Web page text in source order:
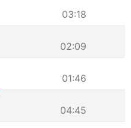
03:18
02:09
01:46
04:45